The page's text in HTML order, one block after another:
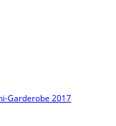
Garderobe 2017